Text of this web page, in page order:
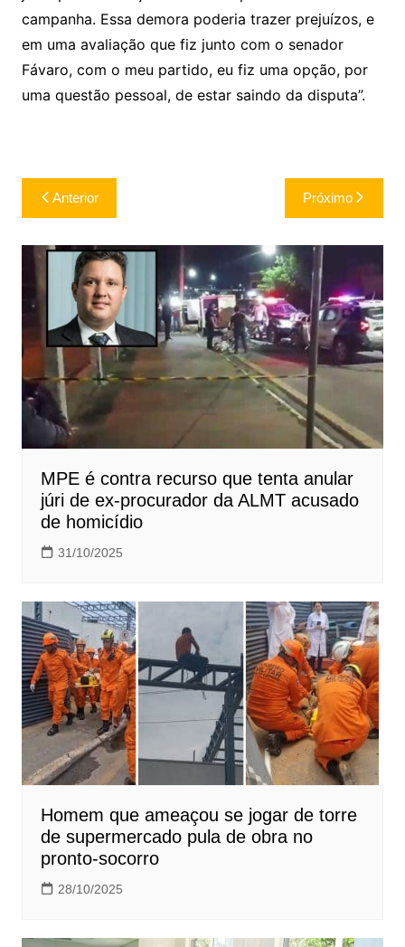
campanha. Essa demora poderia trazer prejuízos, e
em uma avaliação que fiz junto com o senador
Fávaro, com o meu partido, eu fiz uma opção, por
uma questão pessoal, de estar saindo da disputa”.
Navegação
de
Post
Anterior Próximo
MPE é contra recurso que tenta anular
júri de ex-procurador da ALMT acusado
de homicídio
31/10/2025
Homem que ameaçou se jogar de torre
de supermercado pula de obra no
pronto-socorro
28/10/2025